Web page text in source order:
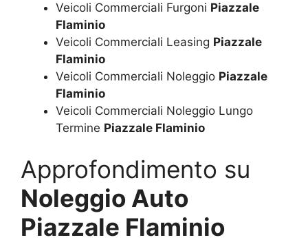
Veicoli Commerciali Furgoni Piazzale
Flaminio
Veicoli Commerciali Leasing Piazzale
Flaminio
Veicoli Commerciali Noleggio Piazzale
Flaminio
Veicoli Commerciali Noleggio Lungo
Termine Piazzale Flaminio
Approfondimento su
Noleggio Auto
Piazzale Flaminio